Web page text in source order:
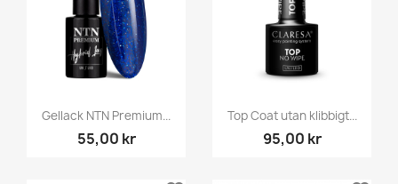
Gellack NTN Premium...
55,00 kr
Top Coat utan klibbigt...
95,00 kr